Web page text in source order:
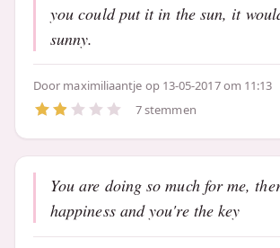
you could put it in the sun, it
sunny.
Door maximiliaantje op 13-05-2017 om 11:13
7 stemmen
You are doing so much for me,
happiness and you're the key